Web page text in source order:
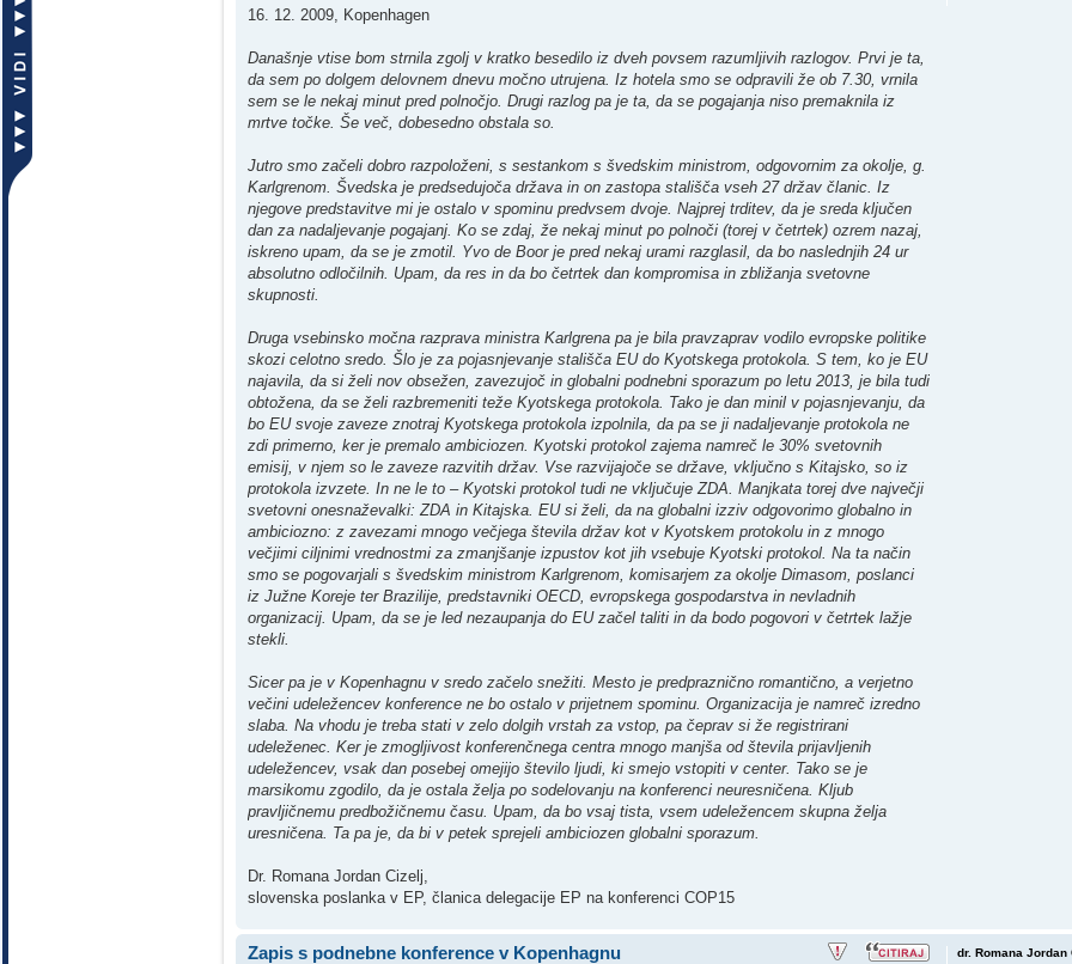
16. 12. 2009, Kopenhagen
Današnje vtise bom strnila zgolj v kratko besedilo iz dveh povsem razumljivih razlogov. Prvi je ta,
da sem po dolgem delovnem dnevu močno utrujena. Iz hotela smo se odpravili že ob 7.30, vrnila
sem se le nekaj minut pred polnočjo. Drugi razlog pa je ta, da se pogajanja niso premaknila iz
mrtve točke. Še več, dobesedno obstala so.
Jutro smo začeli dobro razpoloženi, s sestankom s švedskim ministrom, odgovornim za okolje, g.
Karlgrenom. Švedska je predsedujoča država in on zastopa stališča vseh 27 držav članic. Iz
njegove predstavitve mi je ostalo v spominu predvsem dvoje. Najprej trditev, da je sreda ključen
dan za nadaljevanje pogajanj. Ko se zdaj, že nekaj minut po polnoči (torej v četrtek) ozrem nazaj,
iskreno upam, da se je zmotil. Yvo de Boor je pred nekaj urami razglasil, da bo naslednjih 24 ur
absolutno odločilnih. Upam, da res in da bo četrtek dan kompromisa in zbližanja svetovne
skupnosti.
Druga vsebinsko močna razprava ministra Karlgrena pa je bila pravzaprav vodilo evropske politike
skozi celotno sredo. Šlo je za pojasnjevanje stališča EU do Kyotskega protokola. S tem, ko je EU
najavila, da si želi nov obsežen, zavezujoč in globalni podnebni sporazum po letu 2013, je bila tudi
obtožena, da se želi razbremeniti teže Kyotskega protokola. Tako je dan minil v pojasnjevanju, da
bo EU svoje zaveze znotraj Kyotskega protokola izpolnila, da pa se ji nadaljevanje protokola ne
zdi primerno, ker je premalo ambiciozen. Kyotski protokol zajema namreč le 30% svetovnih
emisij, v njem so le zaveze razvitih držav. Vse razvijajoče se države, vključno s Kitajsko, so iz
protokola izvzete. In ne le to – Kyotski protokol tudi ne vključuje ZDA. Manjkata torej dve največji
svetovni onesnaževalki: ZDA in Kitajska. EU si želi, da na globalni izziv odgovorimo globalno in
ambiciozno: z zavezami mnogo večjega števila držav kot v Kyotskem protokolu in z mnogo
večjimi ciljnimi vrednostmi za zmanjšanje izpustov kot jih vsebuje Kyotski protokol. Na ta način
smo se pogovarjali s švedskim ministrom Karlgrenom, komisarjem za okolje Dimasom, poslanci
iz Južne Koreje ter Brazilije, predstavniki OECD, evropskega gospodarstva in nevladnih
organizacij. Upam, da se je led nezaupanja do EU začel taliti in da bodo pogovori v četrtek lažje
stekli.
Sicer pa je v Kopenhagnu v sredo začelo snežiti. Mesto je predpraznično romantično, a verjetno
večini udeležencev konference ne bo ostalo v prijetnem spominu. Organizacija je namreč izredno
slaba. Na vhodu je treba stati v zelo dolgih vrstah za vstop, pa čeprav si že registrirani
udeleženec. Ker je zmogljivost konferenčnega centra mnogo manjša od števila prijavljenih
udeležencev, vsak dan posebej omejijo število ljudi, ki smejo vstopiti v center. Tako se je
marsikomu zgodilo, da je ostala želja po sodelovanju na konferenci neuresničena. Kljub
pravljičnemu predbožičnemu času. Upam, da bo vsaj tista, vsem udeležencem skupna želja
uresničena. Ta pa je, da bi v petek sprejeli ambiciozen globalni sporazum.
Dr. Romana Jordan Cizelj,
slovenska poslanka v EP, članica delegacije EP na konferenci COP15
Zapis s podnebne konference v Kopenhagnu dr. Romana Jordan